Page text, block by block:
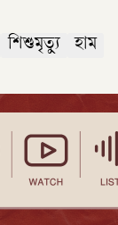
শিশুমৃত্যু হাম